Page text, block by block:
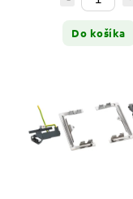
Do košíka